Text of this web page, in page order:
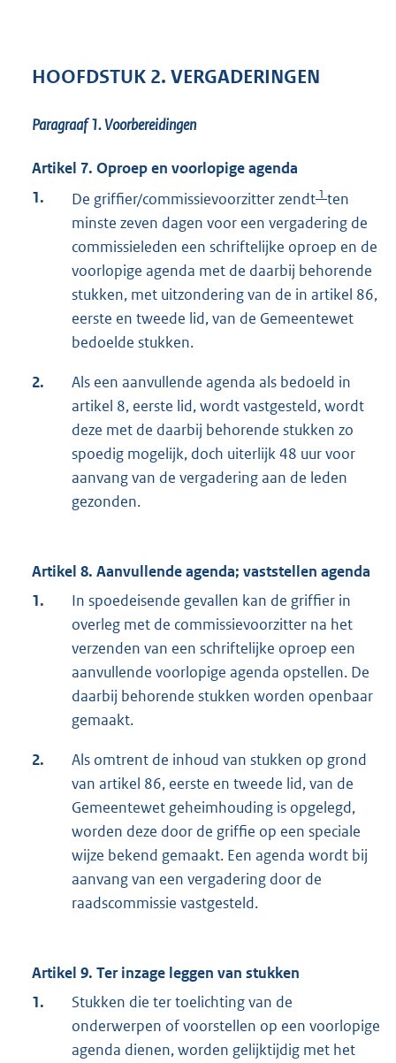
HOOFDSTUK 2. VERGADERINGEN
Paragraaf 1.Voorbereidingen
Artikel 7. Oproep en voorlopige agenda
1.
De griffier/commissievoorzitter zendt 1 ten
minste zeven dagen voor een vergadering de
commissieleden een schriftelijke oproep en de
voorlopige agenda met de daarbij behorende
stukken, met uitzondering van de in artikel 86,
eerste en tweede lid, van de Gemeentewet
bedoelde stukken.
2.
Als een aanvullende agenda als bedoeld in
artikel 8, eerste lid, wordt vastgesteld, wordt
deze met de daarbij behorende stukken zo
spoedig mogelijk, doch uiterlijk 48 uur voor
aanvang van de vergadering aan de leden
gezonden.
Artikel 8. Aanvullende agenda; vaststellen agenda
1.
In spoedeisende gevallen kan de griffier in
overleg met de commissievoorzitter na het
verzenden van een schriftelijke oproep een
aanvullende voorlopige agenda opstellen. De
daarbij behorende stukken worden openbaar
gemaakt.
2.
Als omtrent de inhoud van stukken op grond
van artikel 86, eerste en tweede lid, van de
Gemeentewet geheimhouding is opgelegd,
worden deze door de griffie op een speciale
wijze bekend gemaakt. Een agenda wordt bij
aanvang van een vergadering door de
raadscommissie vastgesteld.
Artikel 9. Ter inzage leggen van stukken
1.
Stukken die ter toelichting van de
onderwerpen of voorstellen op een voorlopige
agenda dienen, worden gelijktijdig met het